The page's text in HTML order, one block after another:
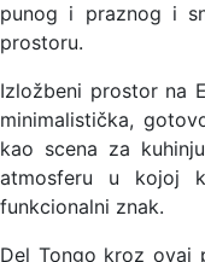
punog i praznog i
prostoru.
Izložbeni prostor na
minimalistička,
kao scena za
atmosferu u kojoj
funkcionalni znak.
Del Tongo kroz ovaj